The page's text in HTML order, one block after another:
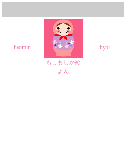
haomin
もしもしかめ
よん
hyoi